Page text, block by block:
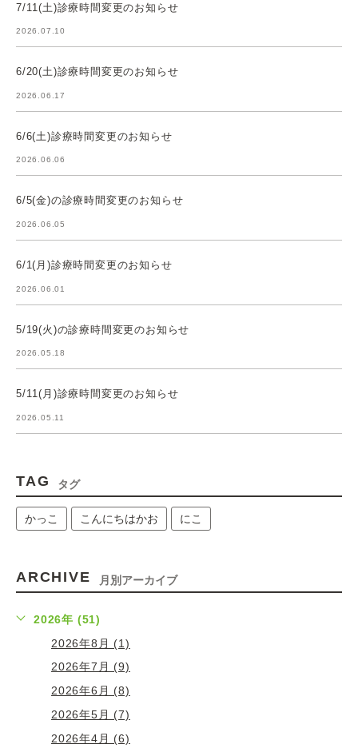
7/11(土)診療時間変更のお知らせ
2026.07.10
6/20(土)診療時間変更のお知らせ
2026.06.17
6/6(土)診療時間変更のお知らせ
2026.06.06
6/5(金)の診療時間変更のお知らせ
2026.06.05
6/1(月)診療時間変更のお知らせ
2026.06.01
5/19(火)の診療時間変更のお知らせ
2026.05.18
5/11(月)診療時間変更のお知らせ
2026.05.11
TAG タグ
かっこ こんにちはかお にこ
ARCHIVE 月別アーカイブ
2026年 (51)
2026年8月 (1)
2026年7月 (9)
2026年6月 (8)
2026年5月 (7)
2026年4月 (6)